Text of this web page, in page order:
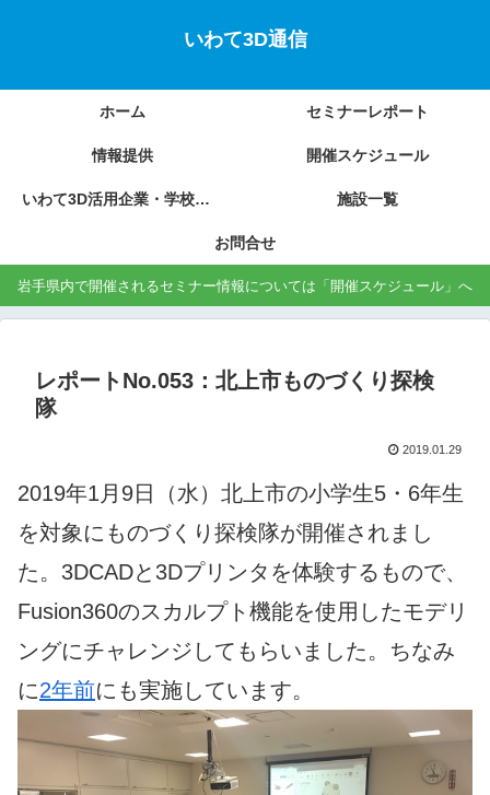
いわて3D通信
ホーム セミナーレポート
情報提供 開催スケジュール
いわて3D活用企業・学校の紹介 施設一覧
お問合せ
岩手県内で開催されるセミナー情報については「開催スケジュール」へ
レポートNo.053：北上市ものづくり探検
隊
2019.01.29
2019年1月9日（水）北上市の小学生5・6年生
を対象にものづくり探検隊が開催されまし
た。3DCADと3Dプリンタを体験するもので、
Fusion360のスカルプト機能を使用したモデリ
ングにチャレンジしてもらいました。ちなみ
に2年前にも実施しています。